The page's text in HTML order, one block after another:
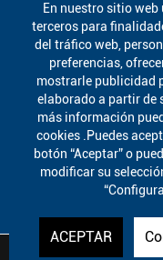
En nuestro sitio
terceros para
del tráfico web,
preferencias,
mostrarle publicidad
elaborado a partir de
más información
cookies .Puedes
botón “Aceptar” o
modificar su
ACEPTAR